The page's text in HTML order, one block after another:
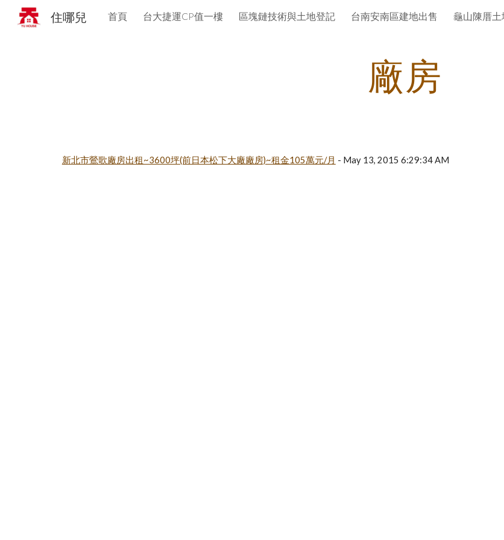
Skip to main content Skip
住哪兒 首頁 台大捷運CP值一樓 區塊鏈技術與土地登記 台南安南區建地出售 龜山陳厝土
廠房
新北市鶯歌廠房出租~3600坪(前日本松下大廠廠房)~租金105萬元/月 - May 13, 2015 6:29:34 AM